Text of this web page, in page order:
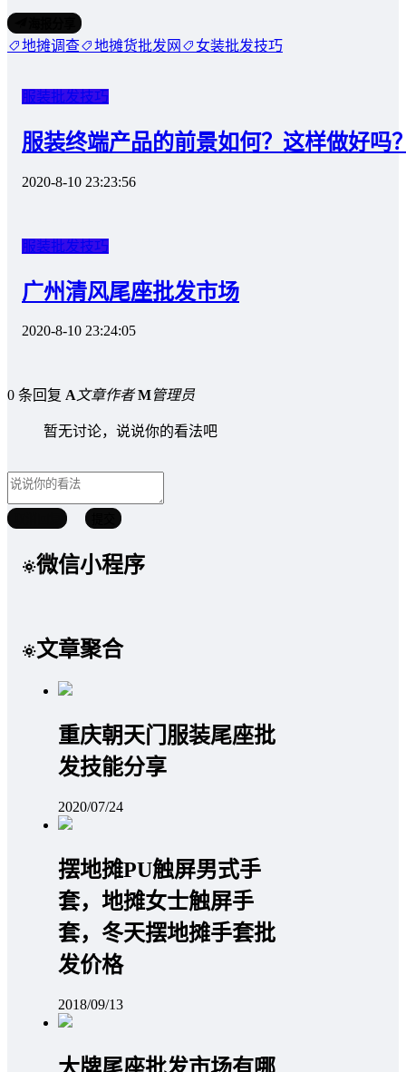
地摊调查 地摊货批发网 女装批发技巧
服装批发技巧
服装终端产品的前景如何？这样做好吗
2020-8-10 23:23:56
服装批发技巧
广州清风尾座批发市场
2020-8-10 23:24:05
0 条回复 A文章作者 M管理员
暂无讨论，说说你的看法吧
微信小程序
文章聚合
重庆朝天门服装尾座批
发技能分享
2020/07/24
摆地摊PU触屏男式手
套，地摊女士触屏手
套，冬天摆地摊手套批
发价格
2018/09/13
大牌尾座批发市场有哪